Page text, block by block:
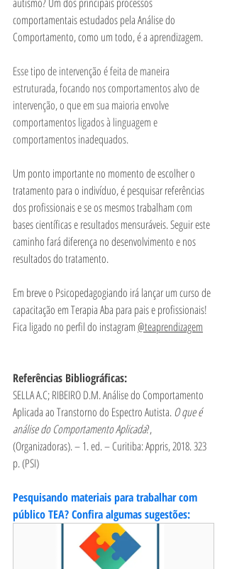
autismo? Um dos principais processos
comportamentais estudados pela Análise do
Comportamento, como um todo, é a aprendizagem.
Esse tipo de intervenção é feita de maneira
estruturada, focando nos comportamentos alvo de
intervenção, o que em sua maioria envolve
comportamentos ligados à linguagem e
comportamentos inadequados.
Um ponto importante no momento de escolher o
tratamento para o indivíduo, é pesquisar referências
dos profissionais e se os mesmos trabalham com
bases científicas e resultados mensuráveis. Seguir este
caminho fará diferença no desenvolvimento e nos
resultados do tratamento.
Em breve o Psicopedagogiando irá lançar um curso de
capacitação em Terapia Aba para pais e profissionais!
Fica ligado no perfil do instagram @teaprendizagem
Referências Bibliográficas:
SELLA A.C; RIBEIRO D.M. Análise do Comportamento
Aplicada ao Transtorno do Espectro Autista. O que é
análise do Comportamento Aplicada?,
(Organizadoras). – 1. ed. – Curitiba: Appris, 2018. 323
p. (PSI)
Pesquisando materiais para trabalhar com
público TEA? Confira algumas sugestões: